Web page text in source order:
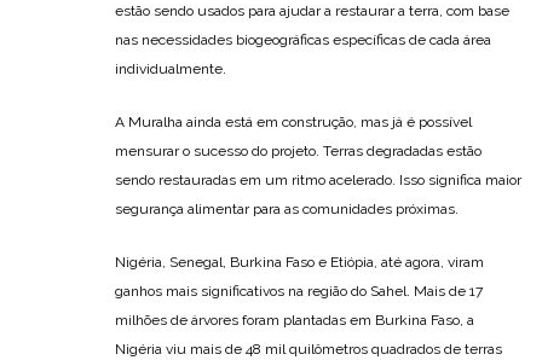
estão sendo usados ​​para ajudar a restaurar a terra, com base
nas necessidades biogeográficas específicas de cada área
individualmente.
A Muralha ainda está em construção, mas já é possível
mensurar o sucesso do projeto. Terras degradadas estão
sendo restauradas em um ritmo acelerado. Isso significa maior
segurança alimentar para as comunidades próximas.
Nigéria, Senegal, Burkina Faso e Etiópia, até agora, viram
ganhos mais significativos na região do Sahel. Mais de 17
milhões de árvores foram plantadas em Burkina Faso, a
Nigéria viu mais de 48 mil quilômetros quadrados de terras